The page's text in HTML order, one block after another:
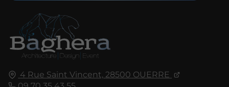
4 Rue Saint Vincent, 28500 OUERRE